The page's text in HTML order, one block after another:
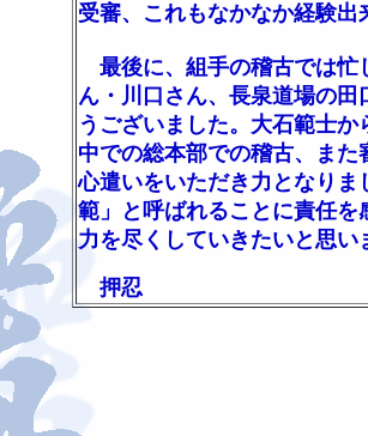
受審、これもなかなか経験
最後に、組手の稽古では忙
ん・川口さん、長泉道場の
うございました。大石範士
中での総本部での稽古、ま
心遣いをいただき力となり
範」と呼ばれることに責任
力を尽くしていきたいと思い
押忍